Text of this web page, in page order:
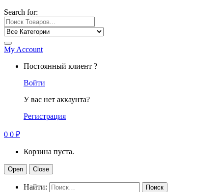
Search for:
My Account
Постоянный клиент ?
Войти
У вас нет аккаунта?
Регистрация
0 0 ₽
Корзина пуста.
Open Close
Найти: